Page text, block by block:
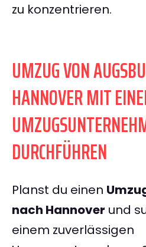
zu konzentrieren.
UMZUG VON
HANNOVER MIT
DURCHFÜHREN
Planst du einen
nach Hannover und
einem zuverlässigen